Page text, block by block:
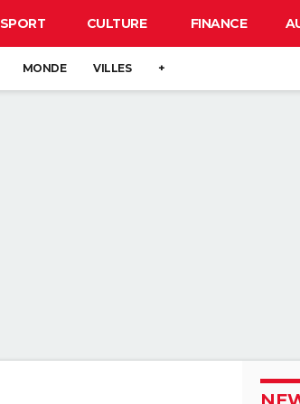
SPORT CULTURE FINANCE
MONDE VILLES +